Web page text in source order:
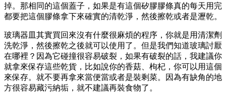
掉。那相同的這個蓋子，如果是有這個矽膠膠條真的每天用完
都要把這個膠條拿下來確實的清乾淨，然後擦乾或者是瀝乾。
玻璃器皿其實買回來沒有什麼很麻煩的程序，你就是用清潔劑
洗乾淨，然後擦乾之後就可以使用了。但是我們知道玻璃討厭
在哪裡？因為它碰撞很容易破裂，如果有破裂的話，我建議你
就拿來保存這些乾貨，比如說你的香菇、枸杞，你可以用這個
來保存。就不要再拿來當便當或者是裝剩菜。因為有缺角的地
方很容易藏污納垢，就不建議再裝食物了。